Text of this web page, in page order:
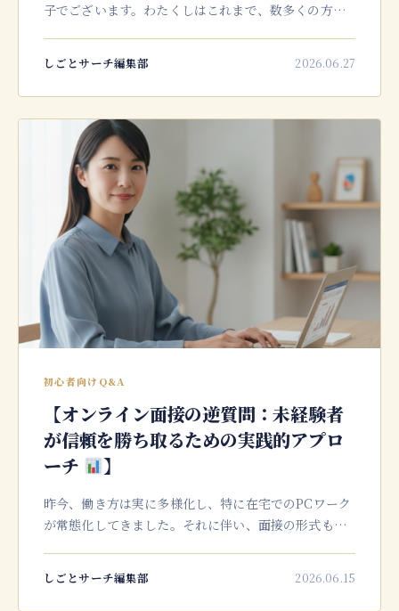
子でございます。わたくしはこれまで、数多くの方々
方が大変多く、その中でもPCオ
しごとサーチ編集部 2026.06.27
初心者向けQ&A
【オンライン面接の逆質問：未経験者
が信頼を勝ち取るための実践的アプロ
ーチ
】
昨今、働き方は実に多様化し、特に在宅でのPCワーク
が常態化してきました。それに伴い、面接の形式も、
ら新しい仕事に挑戦したいと
しごとサーチ編集部 2026.06.15